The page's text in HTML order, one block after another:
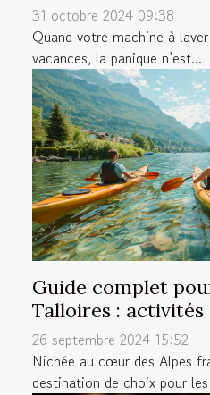
31 octobre 2024 09:38
Quand votre machine à
vacances, la panique n’est...
Guide complet
Talloires :
26 septembre 2024 15:52
Nichée au cœur des Alpes
destination de choix pour